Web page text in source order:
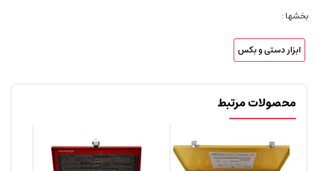
بخشها :
ابزار دستی و بکس
محصولات مرتبط